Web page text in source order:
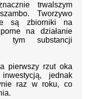
trwalszym
Tworzywo
są zbiorniki na
na działanie
tym substancji
pierwszy rzut oka
jednak
raz w roku, co